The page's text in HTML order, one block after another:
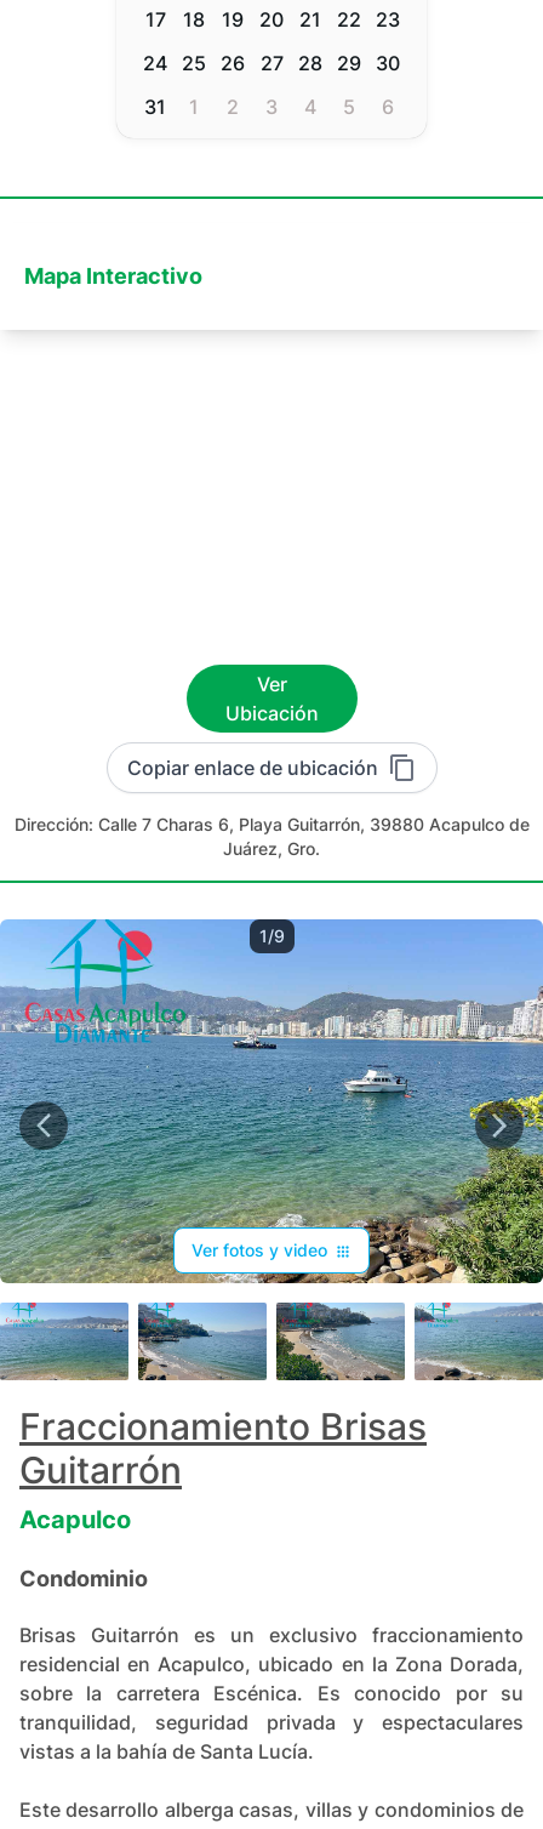
17 18 19 20 21 22
23
24
25 26 27 28 29
30
31
1 2 3 4 5 6
Mapa Interactivo
Ver
Ubicación
Copiar enlace de ubicación
Dirección: Calle 7 Charas 6, Playa Guitarrón, 39880 Acapulco de
Juárez, Gro.
1/9
Ver fotos y video
Fraccionamiento Brisas
Guitarrón
Acapulco
Condominio
Brisas Guitarrón es un exclusivo fraccionamiento
residencial en Acapulco, ubicado en la Zona Dorada,
sobre la carretera Escénica. Es conocido por su
tranquilidad, seguridad privada y espectaculares
vistas a la bahía de Santa Lucía.
Este desarrollo alberga casas, villas y condominios de